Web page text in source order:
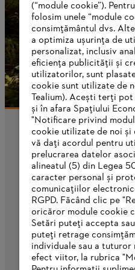
(“module cookie”).
folosim unele “module
consimțământul dvs.
a optimiza ușurința de
personalizat, inclusiv
eficiența publicității și
utilizatorilor, sunt
cookie sunt utilizate de
Tealium). Acești terți
și în afara Spațiului
"Notificare privind
cookie utilizate de noi
vă dați acordul pentru
prelucrarea datelor
alineatul (5) din Legea
caracter personal și
comunicațiilor
RGPD. Făcând clic pe
oricăror module cookie
Setări puteți accepta
puteți retrage
individuale sau a
efect viitor, la rubrica